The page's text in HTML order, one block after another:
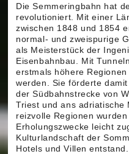
Die Semmeringbahn hat
revolutioniert. Mit einer
zwischen 1848 und 1854
normal- und zweispurige
als Meisterstück der
Eisenbahnbau. Mit
erstmals höhere
werden. Sie förderte
der Südbahnstrecke von
Triest und ans adriatische
reizvolle Regionen
Erholungszwecke leicht
Kulturlandschaft der
Hotels und Villen entstand.